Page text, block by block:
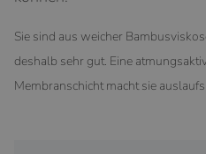
Sie sind aus weicher
deshalb sehr gut. Eine
Membranschicht macht sie